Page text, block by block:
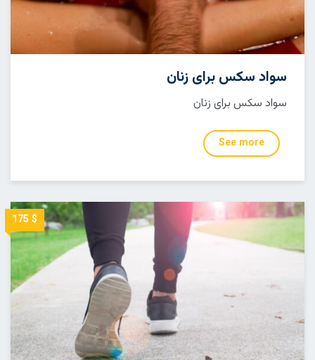
سواد سکس برای زنان
سواد سکس برای زنان
See more
$ 175